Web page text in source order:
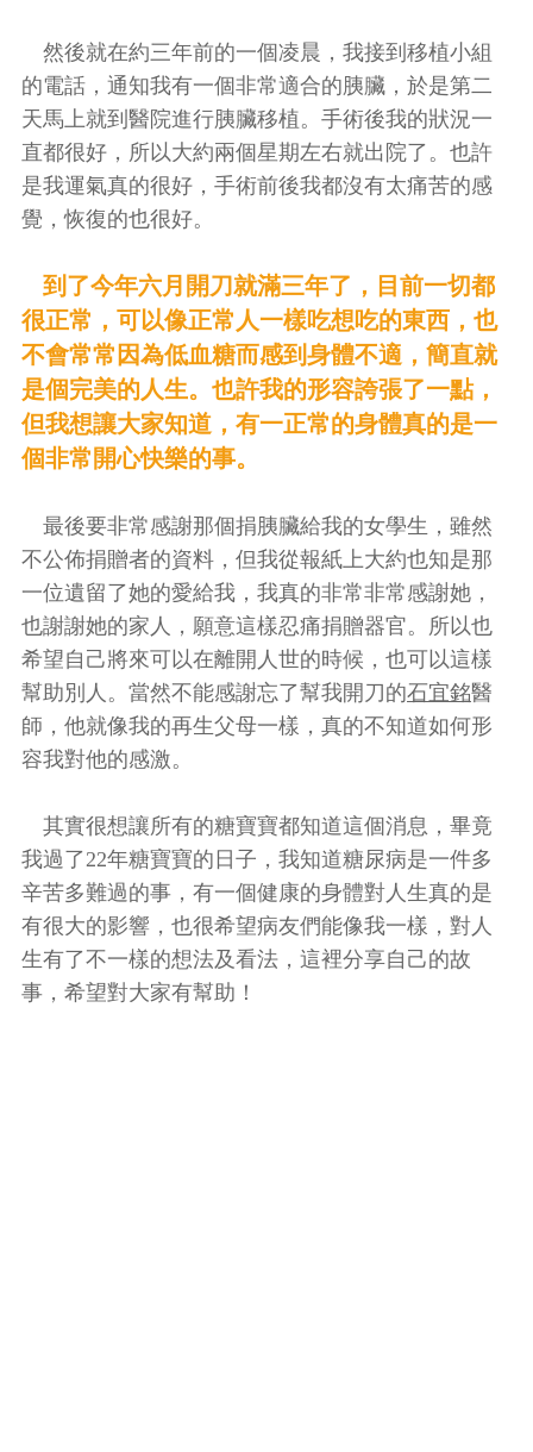
然後就在約三年前的一個凌晨，我接到移植小組
的電話，通知我有一個非常適合的胰臟，於是第二
天馬上就到醫院進行胰臟移植。手術後我的狀況一
直都很好，所以大約兩個星期左右就出院了。也許
是我運氣真的很好，手術前後我都沒有太痛苦的感
覺，恢復的也很好。
到了今年六月開刀就滿三年了，目前一切都
很正常，可以像正常人一樣吃想吃的東西，也
不會常常因為低血糖而感到身體不適，簡直就
是個完美的人生。也許我的形容誇張了一點，
但我想讓大家知道，有一正常的身體真的是一
個非常開心快樂的事。
最後要非常感謝那個捐胰臟給我的女學生，雖然
不公佈捐贈者的資料，但我從報紙上大約也知是那
一位遺留了她的愛給我，我真的非常非常感謝她，
也謝謝她的家人，願意這樣忍痛捐贈器官。所以也
希望自己將來可以在離開人世的時候，也可以這樣
幫助別人。當然不能感謝忘了幫我開刀的石宜銘醫
師，他就像我的再生父母一樣，真的不知道如何形
容我對他的感激。
其實很想讓所有的糖寶寶都知道這個消息，畢竟
我過了22年糖寶寶的日子，我知道糖尿病是一件多
辛苦多難過的事，有一個健康的身體對人生真的是
有很大的影響，也很希望病友們能像我一樣，對人
生有了不一樣的想法及看法，這裡分享自己的故
事，希望對大家有幫助！